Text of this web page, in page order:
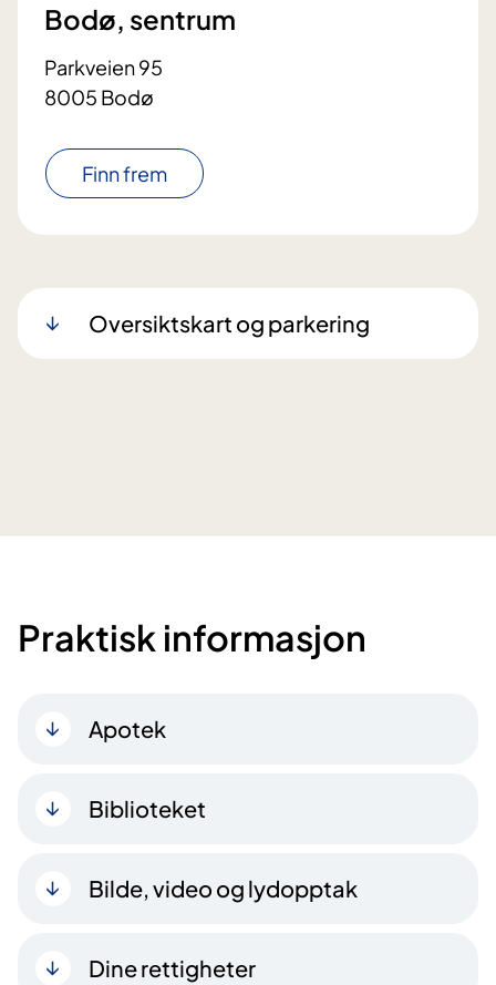
Bodø, sentrum
Parkveien 95
8005 Bodø
Finn frem
Oversiktskart og parkering
Praktisk informasjon
Apotek
Biblioteket
Bilde, video og lydopptak
Dine rettigheter